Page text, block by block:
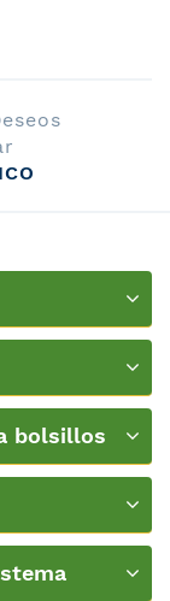
bolsillos